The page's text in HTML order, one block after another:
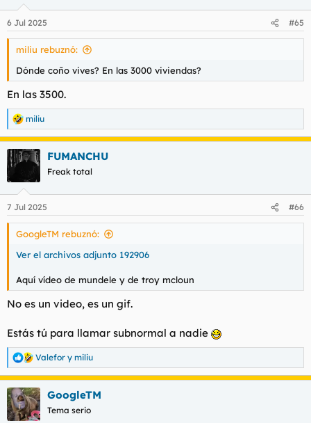
e
s
6 Jul 2025 #65
miliu rebuznó:
Dónde coño vives? En las 3000 viviendas?
En las 3500.
R
e
a
c
c
e
s
miliu
FUMANCHU
Freak total
7 Jul 2025 #66
GoogleTM rebuznó:
Ver el archivos adjunto 192906
Aquí vídeo de mundele y de troy mcloun
No es un video, es un gif.
Estás tú para llamar subnormal a nadie
R
e
a
c
c
i
Valefor y miliu
GoogleTM
Tema serio